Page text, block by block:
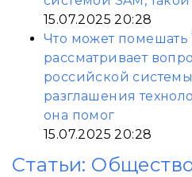
15.07.2025 20:28
Что может помешать
рассматривает
российской
разглашения
она помог
15.07.2025 20:28
Статьи: